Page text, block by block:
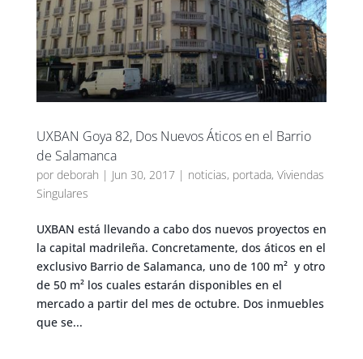
UXBAN Goya 82, Dos Nuevos Áticos en el Barrio
de Salamanca
por deborah | Jun 30, 2017| noticias, portada, Viviendas
Singulares
UXBAN está llevando a cabo dos nuevos proyectos en
la capital madrileña. Concretamente, dos áticos en el
exclusivo Barrio de Salamanca, uno de 100 m² y otro
de 50 m² los cuales estarán disponibles en el
mercado a partir del mes de octubre. Dos inmuebles
que se...